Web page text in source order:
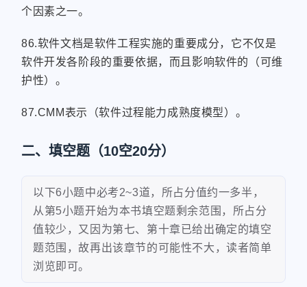
个因素之一。
86.软件文档是软件工程实施的重要成分，它不仅是
软件开发各阶段的重要依据，而且影响软件的（可维
护性）。
87.CMM表示（软件过程能力成熟度模型）。
二、填空题（10空20分）
以下6小题中必考2~3道，所占分值约一多半，
从第5小题开始为本书填空题剩余范围，所占分
值较少，又因为第七、第十章已给出确定的填空
题范围，故再出该章节的可能性不大，读者简单
浏览即可。